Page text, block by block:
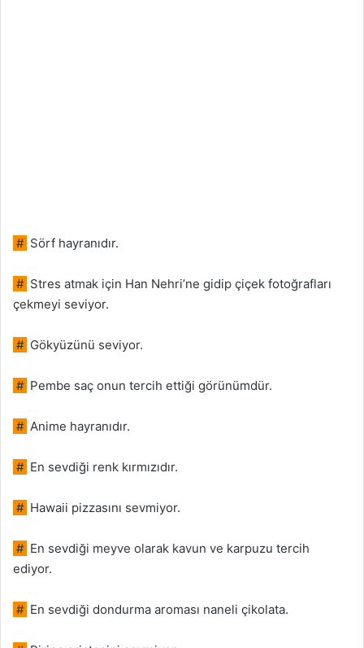
# Sörf hayranıdır.
# Stres atmak için Han Nehri’ne gidip çiçek fotoğrafları
çekmeyi seviyor.
# Gökyüzünü seviyor.
# Pembe saç onun tercih ettiği görünümdür.
# Anime hayranıdır.
# En sevdiği renk kırmızıdır.
# Hawaii pizzasını sevmiyor.
# En sevdiği meyve olarak kavun ve karpuzu tercih
ediyor.
# En sevdiği dondurma aroması naneli çikolata.